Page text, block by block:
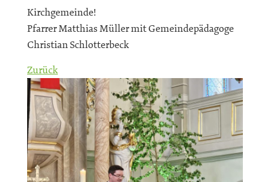
Kirchgemeinde!
Pfarrer Matthias Müller mit Gemeindepädagoge
Christian Schlotterbeck
Zurück